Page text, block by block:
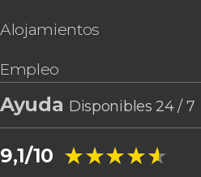
Alojamientos
Empleo
Ayuda Disponibles 24 / 7
9,1/10 ★★★★★
★★★★★